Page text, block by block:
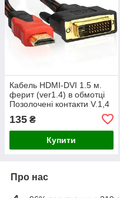
Кабель HDMI-DVI 1.5 м.
ферит (ver1.4) в обмотці
Позолочені контакти V.1,4
135 ₴
Купити
Про нас